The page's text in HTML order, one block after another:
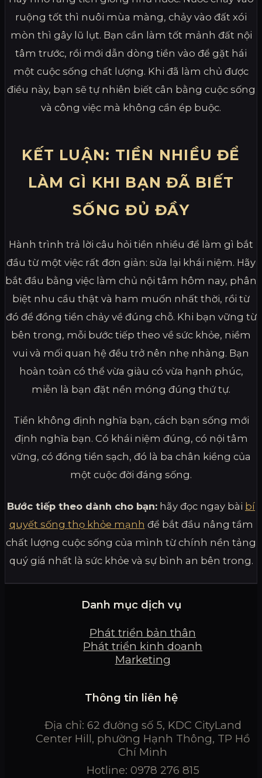
ruộng tốt thì nuôi mùa màng, chảy vào đất xói
mòn thì gây lũ lụt. Bạn cần làm tốt mảnh đất nội
tâm trước, rồi mới dẫn dòng tiền vào để gặt hái
một cuộc sống chất lượng. Khi đã làm chủ được
điều này, bạn sẽ tự nhiên biết cân bằng cuộc sống
và công việc mà không cần ép buộc.
KẾT LUẬN: TIỀN NHIỀU ĐỂ
LÀM GÌ KHI BẠN ĐÃ BIẾT
SỐNG ĐỦ ĐẦY
Hành trình trả lời câu hỏi tiền nhiều để làm gì bắt
đầu từ một việc rất đơn giản: sửa lại khái niệm. Hãy
bắt đầu bằng việc làm chủ nội tâm hôm nay, phân
biệt nhu cầu thật và ham muốn nhất thời, rồi từ
đó để đồng tiền chảy về đúng chỗ. Khi bạn vững từ
bên trong, mỗi bước tiếp theo về sức khỏe, niềm
vui và mối quan hệ đều trở nên nhẹ nhàng. Bạn
hoàn toàn có thể vừa giàu có vừa hạnh phúc,
miễn là bạn đặt nền móng đúng thứ tự.
Tiền không định nghĩa bạn, cách bạn sống mới
định nghĩa bạn. Có khái niệm đúng, có nội tâm
vững, có đồng tiền sạch, đó là ba chân kiềng của
một cuộc đời đáng sống.
Bước tiếp theo dành cho bạn: hãy đọc ngay bài bí
quyết sống thọ khỏe mạnh để bắt đầu nâng tầm
chất lượng cuộc sống của mình từ chính nền tảng
quý giá nhất là sức khỏe và sự bình an bên trong.
Danh mục dịch vụ
Phát triển bản thân
Phát triển kinh doanh
Marketing
Thông tin liên hệ
Địa chỉ: 62 đường số 5, KDC CityLand
Center Hill, phường Hạnh Thông, TP Hồ
Chí Minh
Hotline: 0978 276 815